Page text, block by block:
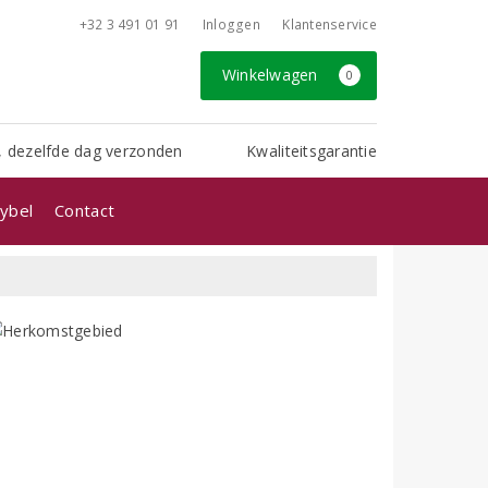
+32 3 491 01 91 Inloggen Klantenservice
Winkelwagen 0
dezelfde dag verzonden Kwaliteitsgarantie
Contact